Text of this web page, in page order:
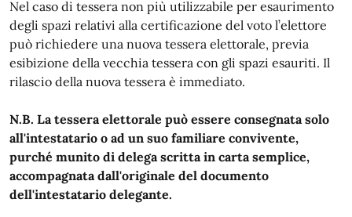
Nel caso di tessera non più utilizzabile per esaurimento
degli spazi relativi alla certificazione del voto l’elettore
può richiedere una nuova tessera elettorale, previa
esibizione della vecchia tessera con gli spazi esauriti. Il
rilascio della nuova tessera è immediato.
N.B. La tessera elettorale può essere consegnata solo
all'intestatario o ad un suo familiare convivente,
purché munito di delega scritta in carta semplice,
accompagnata dall'originale del documento
dell'intestatario delegante.